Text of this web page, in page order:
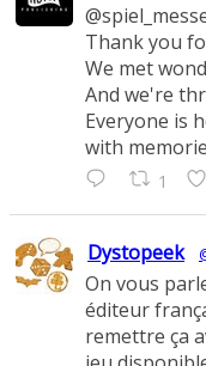
Thank you
We met
And we're
Everyone is
with
1
Dystopeek
On vous
éditeur
remettre ça